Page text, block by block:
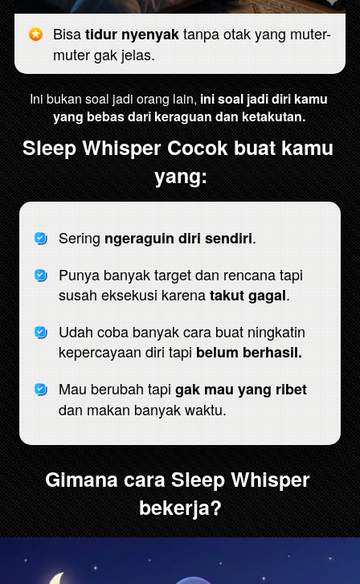
Bisa tidur nyenyak tanpa otak yang muter-
muter gak jelas.
Ini bukan soal jadi orang lain, ini soal jadi diri kamu
yang bebas dari keraguan dan ketakutan.
Sleep Whisper Cocok buat kamu
yang:
Sering ngeraguin diri sendiri.
Punya banyak target dan rencana tapi
susah eksekusi karena takut gagal.
Udah coba banyak cara buat ningkatin
kepercayaan diri tapi belum berhasil.
Mau berubah tapi gak mau yang ribet
dan makan banyak waktu.
Gimana cara Sleep Whisper
bekerja?